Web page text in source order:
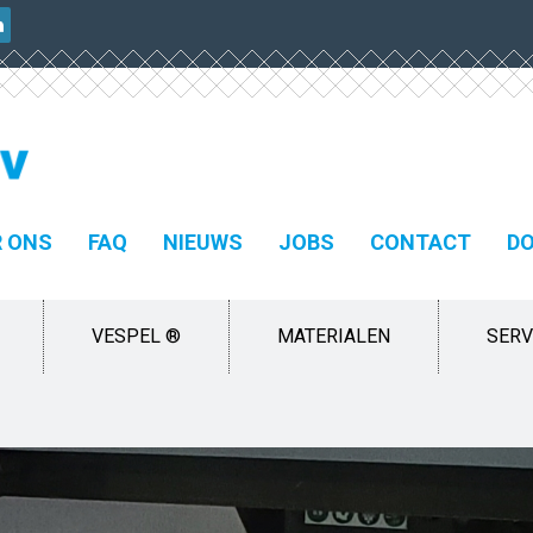
ONS FAQ NIEUWS JOBS CONTACT
VESPEL ® MATERIALEN